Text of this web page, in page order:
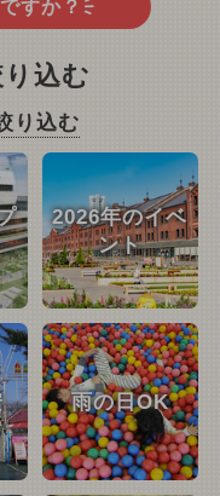
すか？
込む
り込む
2026年のイベ
ント
雨の日OK